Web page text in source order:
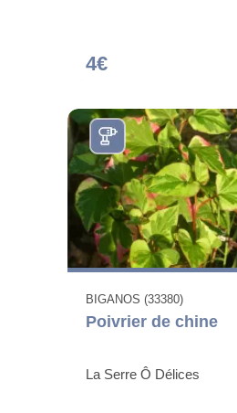
4€
BIGANOS (33380)
Poivrier de chine
La Serre Ô Délices